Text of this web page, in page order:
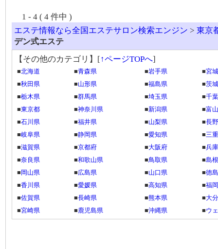
1 - 4 ( 4 件中 )
エステ情報なら全国エステサロン検索エンジン > 東京
デン式エステ
【その他のカテゴリ】 [↑ページTOPへ]
■北海道 ■青森県 ■岩手県 ■宮
■秋田県 ■山形県 ■福島県 ■茨
■栃木県 ■群馬県 ■埼玉県 ■千
■東京都 ■神奈川県 ■新潟県 ■富
■石川県 ■福井県 ■山梨県 ■長
■岐阜県 ■静岡県 ■愛知県 ■三
■滋賀県 ■京都府 ■大阪府 ■兵
■奈良県 ■和歌山県 ■鳥取県 ■島
■ 岡山県 ■広島県 ■山口県 ■徳
■香川県 ■愛媛県 ■高知県 ■福
■佐賀県 ■長崎県 ■熊本県 ■大
■宮崎県 ■鹿児島県 ■沖縄県 ■ウ